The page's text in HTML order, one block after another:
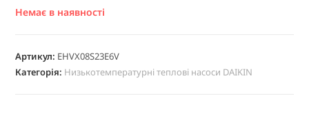
Немає в наявності
Артикул: EHVX08S23E6V
Категорія: Низькотемпературні теплові насоси DAIKIN